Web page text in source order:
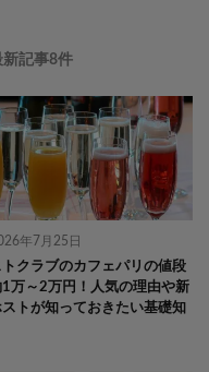
新記事8件
年7月25日
トクラブのカフェパリの値段
1万～2万円！人気の理由や新
ストが知っておきたい基礎知